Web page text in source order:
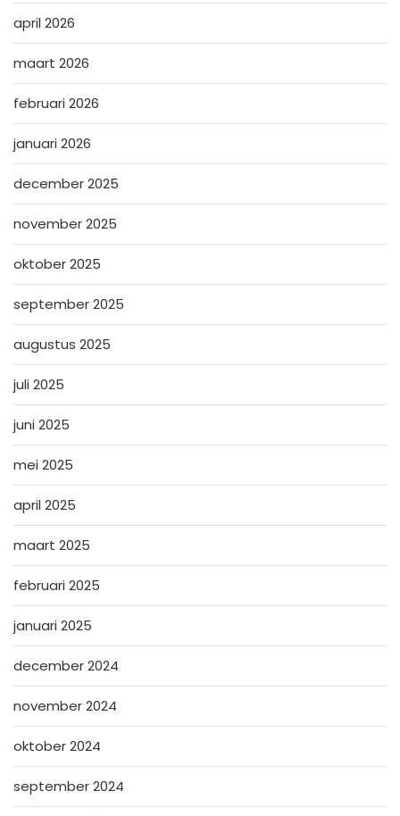
april 2026
maart 2026
februari 2026
januari 2026
december 2025
november 2025
oktober 2025
september 2025
augustus 2025
juli 2025
juni 2025
mei 2025
april 2025
maart 2025
februari 2025
januari 2025
december 2024
november 2024
oktober 2024
september 2024